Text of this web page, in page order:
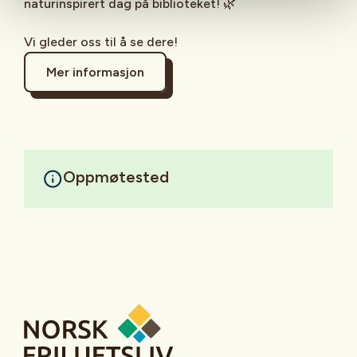
naturinspirert dag på biblioteket! 🌿
Vi gleder oss til å se dere!
Mer informasjon
Oppmøtested